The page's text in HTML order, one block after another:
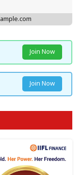
Join Now
Join Now